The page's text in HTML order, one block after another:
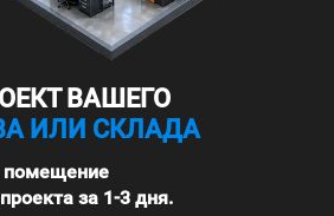
ВАШЕГО
ИЛИ СКЛАДА
помещение
за 1-3 дня.